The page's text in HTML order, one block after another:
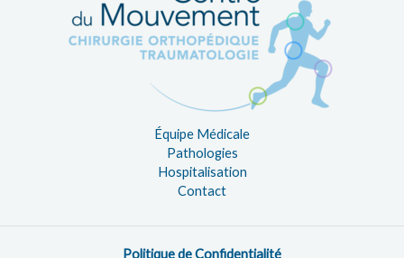
Équipe Médicale
Pathologies
Hospitalisation
Contact
Politique de Confidentialité